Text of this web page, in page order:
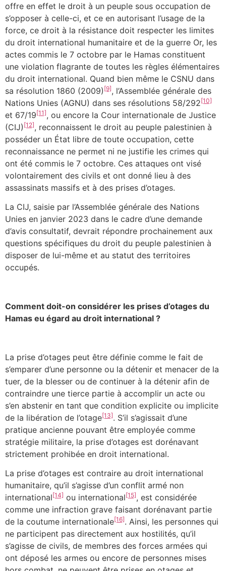
offre en effet le droit à un peuple sous occupation de
s’opposer à celle-ci, et ce en autorisant l’usage de la
force, ce droit à la résistance doit respecter les limites
du droit international humanitaire et de la guerre Or, les
actes commis le 7 octobre par le Hamas constituent
une violation flagrante de toutes les règles élémentaires
du droit international. Quand bien même le CSNU dans
sa résolution 1860 (2009) [9], l’Assemblée générale des
Nations Unies (AGNU) dans ses résolutions 58/292[10]
et 67/19[11], ou encore la Cour internationale de Justice
(CIJ) [12], reconnaissent le droit au peuple palestinien à
posséder un État libre de toute occupation, cette
reconnaissance ne permet ni ne justifie les crimes qui
ont été commis le 7 octobre. Ces attaques ont visé
volontairement des civils et ont donné lieu à des
assassinats massifs et à des prises d’otages.
La CIJ, saisie par l’Assemblée générale des Nations
Unies en janvier 2023 dans le cadre d’une demande
d’avis consultatif, devrait répondre prochainement aux
questions spécifiques du droit du peuple palestinien à
disposer de lui-même et au statut des territoires
occupés.
Comment doit-on considérer les prises d’otages du
Hamas eu égard au droit international ?
La prise d’otages peut être définie comme le fait de
s’emparer d’une personne ou la détenir et menacer de la
tuer, de la blesser ou de continuer à la détenir afin de
contraindre une tierce partie à accomplir un acte ou
s’en abstenir en tant que condition explicite ou implicite
de la libération de l’otage[13]. S’il s’agissait d’une
pratique ancienne pouvant être employée comme
stratégie militaire, la prise d’otages est dorénavant
strictement prohibée en droit international.
La prise d’otages est contraire au droit international
humanitaire, qu’il s’agisse d’un conflit armé non
international[14] ou international[15], est considérée
comme une infraction grave faisant dorénavant partie
de la coutume internationale[16]. Ainsi, les personnes qui
ne participent pas directement aux hostilités, qu’il
s’agisse de civils, de membres des forces armées qui
ont déposé les armes ou encore de personnes mises